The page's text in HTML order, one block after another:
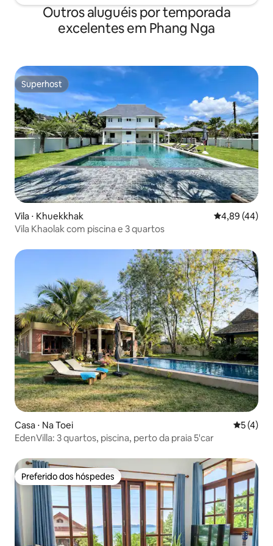
conta de eletricidade é de cerca de 800-
1600 baht por noite.Nada de festas
barulhentas na vila.
Outros aluguéis por temporada
excelentes em Phang Nga
Superhost
Superhost
Vila ⋅ Khuekkhak 4,89 de uma
4,89 (44)
Vila Khaolak com piscina e 3 quartos
Casa ⋅ Na Toei 5 de
5 (4)
EdenVilla: 3 quartos, piscina, perto da praia 5'car
Preferido dos hóspedes
Preferido dos hóspedes